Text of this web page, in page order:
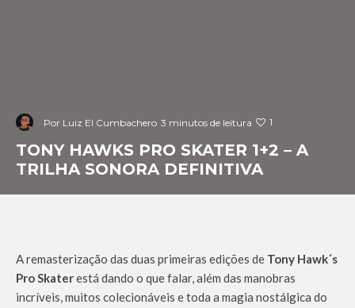
Por Luiz El Cumbachero 3 minutos de leitura 1
TONY HAWKS PRO SKATER 1+2 – A
TRILHA SONORA DEFINITIVA
A remasterização das duas primeiras edições de Tony Hawk´s
Pro Skaterestá dando o que falar, além das manobras
incríveis, muitos colecionáveis e toda a magia nostálgica do